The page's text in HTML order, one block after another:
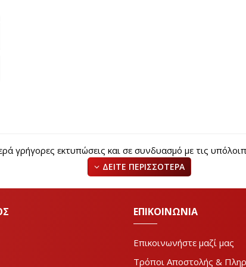
εκτυπώσεις και σε συνδυασμό με τις
ΕΠΙΚΟΙΝΩΝΙΑ
Επικοινωνήστε μαζί μας
Τρόποι Αποστολής &